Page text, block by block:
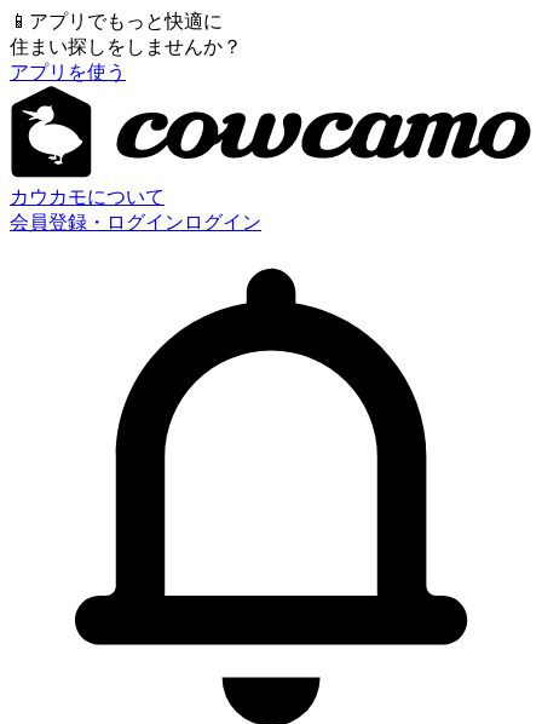
📱 アプリでもっと快適に
住まい探しをしませんか？
アプリを使う
カウカモについて
会員登録・ログイン ログイン